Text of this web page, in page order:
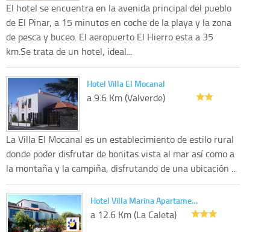
El hotel se encuentra en la avenida principal del pueblo
de El Pinar, a 15 minutos en coche de la playa y la zona
de pesca y buceo. El aeropuerto El Hierro esta a 35
km.Se trata de un hotel, ideal...
Hotel Villa El Mocanal
a 9.6 Km (Valverde)
La Villa El Mocanal es un establecimiento de estilo rural
donde poder disfrutar de bonitas vista al mar así como a
la montaña y la campiña, disfrutando de una ubicación ...
Hotel Villa Marina Apartame…
a 12.6 Km (La Caleta)